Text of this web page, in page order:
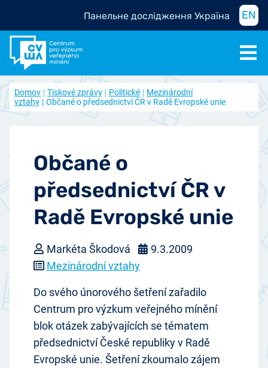
Панельне дослідження Україна EN
Domov Tiskové zprávy Politické
Mezinárodní
vztahy
Občané o předsednictví ČR v Radě Evropské unie
Občané o
předsednictví ČR v
Radě Evropské unie
Markéta Škodová
9.3.2009
Mezinárodní vztahy
Do svého únorového šetření zařadilo
Centrum pro výzkum veřejného mínění
blok otázek zabývajících se tématem
předsednictví České republiky v Radě
Evropské unie. Šetření zkoumalo zájem